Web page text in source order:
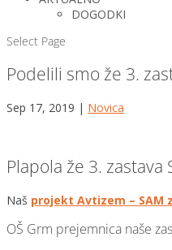
DOGODKI
Select Page
Podelili smo že 3.
Sep 17, 2019 | Novica
Plapola že 3. zastava
Naš projekt Avtizem – SAM
OŠ Grm prejemnica naše